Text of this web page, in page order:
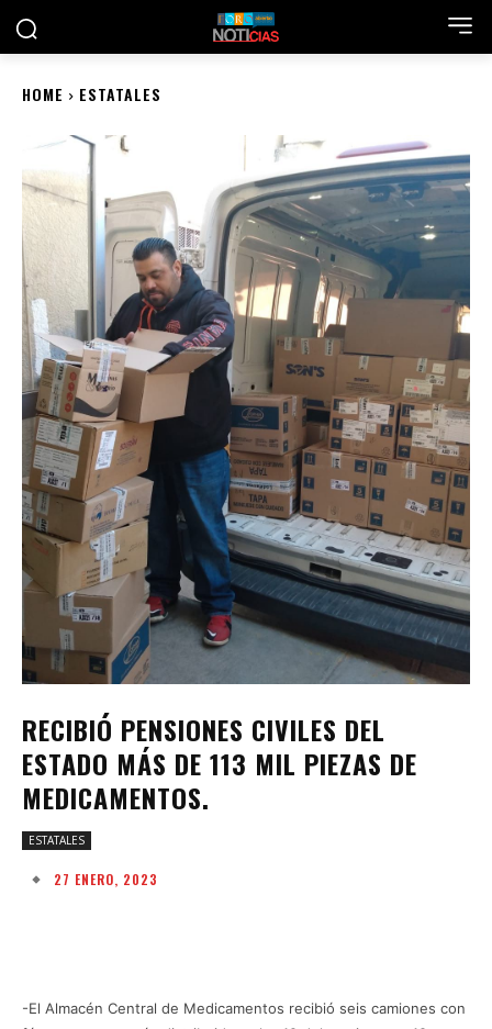
HOME ESTATALES
RECIBIÓ PENSIONES CIVILES DEL
ESTADO MÁS DE 113 MIL PIEZAS DE
MEDICAMENTOS.
ESTATALES
27 ENERO, 2023
-El Almacén Central de Medicamentos recibió seis camiones con